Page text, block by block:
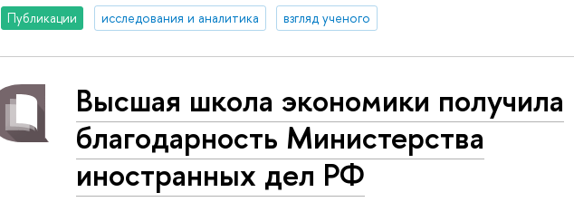
Публикации исследования и аналитика взгляд ученого
Высшая школа экономики получила
благодарность Министерства
иностранных дел РФ